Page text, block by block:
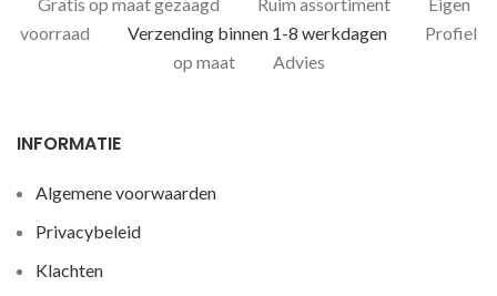
voorraad
Verzending binnen 1-8 werkdagen
Profiel
op maat
Advies
INFORMATIE
Algemene voorwaarden
Privacybeleid
Klachten